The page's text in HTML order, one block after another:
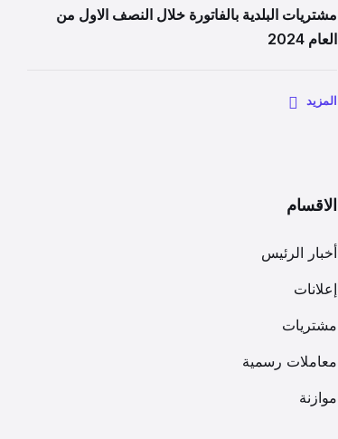
مشتريات البلدية بالفاتورة خلال النصف الاول من
العام 2024
المزيد
الاقسام
أخبار الرئيس
إعلانات
مشتريات
معاملات رسمية
موازنة